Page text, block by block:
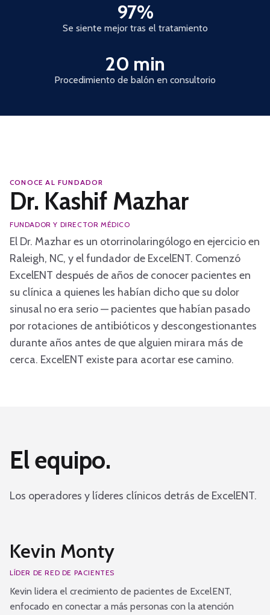
97%
Se siente mejor tras el tratamiento
20 min
Procedimiento de balón en consultorio
CONOCE AL FUNDADOR
Dr. Kashif Mazhar
FUNDADOR Y DIRECTOR MÉDICO
El Dr. Mazhar es un otorrinolaringólogo en ejercicio en
Raleigh, NC, y el fundador de ExcelENT. Comenzó
ExcelENT después de años de conocer pacientes en
su clínica a quienes les habían dicho que su dolor
sinusal no era serio — pacientes que habían pasado
por rotaciones de antibióticos y descongestionantes
durante años antes de que alguien mirara más de
cerca. ExcelENT existe para acortar ese camino.
El equipo.
Los operadores y líderes clínicos detrás de ExcelENT.
Kevin Monty
LÍDER DE RED DE PACIENTES
Kevin lidera el crecimiento de pacientes de ExcelENT,
enfocado en conectar a más personas con la atención